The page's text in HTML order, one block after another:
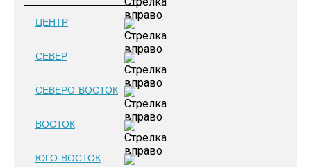
ЦЕНТР
СЕВЕР
СЕВЕРО-ВОСТОК
ВОСТОК
ЮГО-ВОСТОК